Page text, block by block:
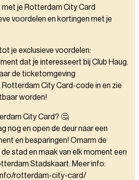
met je Rotterdam City Card
voordelen en kortingen met je
je exclusieve voordelen:
dat je interesseert bij Club Haug.
de ticketomgeving
Rotterdam City Card-code in en zie
worden!
City Card? 🤔
nog en open de deur naar een
en besparingen! Omarm de
de stad en maak van elk moment een
Stadskaart. Meer info:
rotterdam-city-card/